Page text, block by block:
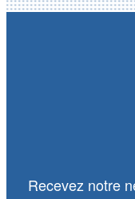
Recevez notre